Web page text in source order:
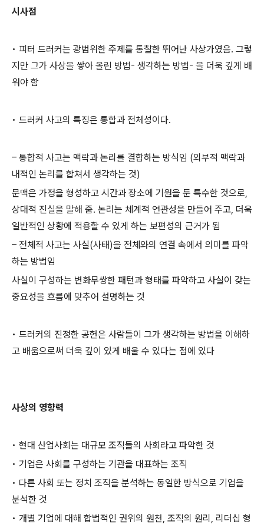
시사점
• 피터 드러커는 광범위한 주제를 통찰한 뛰어난 사상가였음. 그렇
지만 그가 사상을 쌓아 올린 방법- 생각하는 방법- 을 더욱 깊게 배
워야 함
• 드러커 사고의 특징은 통합과 전체성이다.
– 통합적 사고는 맥락과 논리를 결합하는 방식임 (외부적 맥락과
내적인 논리를 합쳐서 생각하는 것)
문맥은 가정을 형성하고 시간과 장소에 기원을 둔 특수한 것으로,
상대적 진실을 말해 줌. 논리는 체계적 연관성을 만들어 주고, 더욱
일반적인 상황에 적용할 수 있게 하는 보편성의 근거가 됨
– 전체적 사고는 사실(사태)을 전체와의 연결 속에서 의미를 파악
하는 방법임
사실이 구성하는 변화무쌍한 패턴과 형태를 파악하고 사실이 갖는
중요성을 흐름에 맞추어 설명하는 것
• 드러커의 진정한 공헌은 사람들이 그가 생각하는 방법을 이해하
고 배움으로써 더욱 깊이 있게 배울 수 있다는 점에 있다
사상의 영향력
• 현대 산업사회는 대규모 조직들의 사회라고 파악한 것
• 기업은 사회를 구성하는 기관을 대표하는 조직
• 다른 사회 또는 정치 조직을 분석하는 동일한 방식으로 기업을
분석한 것
• 개별 기업에 대해 합법적인 권위의 원천, 조직의 원리, 리더십 형